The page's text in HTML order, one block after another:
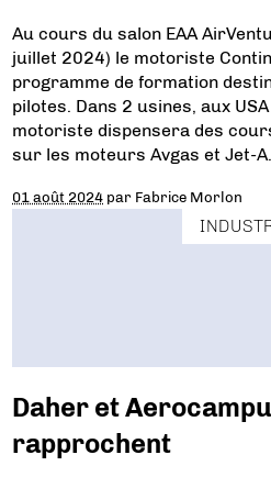
Au cours du salon EAA
juillet 2024) le motoriste
programme de formation
pilotes. Dans 2 usines, aux
motoriste dispensera des
sur les moteurs Avgas et Jet-A.
01 août 2024 par Fabrice Morlon
Daher et
rapprochent